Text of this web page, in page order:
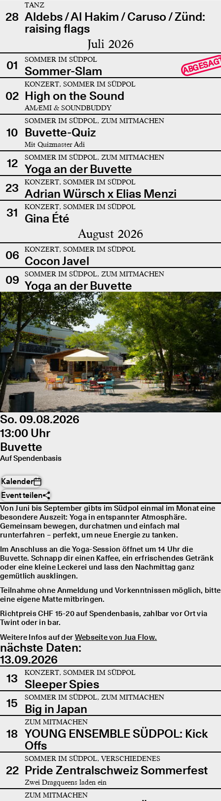
28
TANZ
Aldebs / Al Hakim / Caruso / Zünd:
raising flags
Juli 2026
01 SOMMER IM SÜDPOL
Sommer-Slam
02
KONZERT, SOMMER IM SÜDPOL
High on the Sound
AMÆMI & SOUNDBUDDY
10
SOMMER IM SÜDPOL, ZUM MITMACHEN
Buvette-Quiz
Mit Quizmaster Adi
12 SOMMER IM SÜDPOL, ZUM MITMACHEN
Yoga an der Buvette
23
KONZERT, SOMMER IM SÜDPOL
Adrian Würsch x Elias Menzi
31
KONZERT, SOMMER IM SÜDPOL
Gina Été
August 2026
06 KONZERT, SOMMER IM SÜDPOL
Cocon Javel
09
SOMMER IM SÜDPOL, ZUM MITMACHEN
Yoga an der Buvette
So. 09.08.2026
13:00 Uhr
Buvette
Auf Spendenbasis
Kalender
Event teilen
Von Juni bis September gibts im Südpol einmal im Monat eine
besondere Auszeit: Yoga in entspannter Atmosphäre.
Gemeinsam bewegen, durchatmen und einfach mal
runterfahren – perfekt, um neue Energie zu tanken.
Im Anschluss an die Yoga-Session öffnet um 14 Uhr die
Buvette. Schnapp dir einen Kaffee, ein erfrischendes Getränk
oder eine kleine Leckerei und lass den Nachmittag ganz
gemütlich ausklingen.
Teilnahme ohne Anmeldung und Vorkenntnissen möglich, bitte
eine eigene Matte mitbringen.
Richtpreis CHF 15-20 auf Spendenbasis, zahlbar vor Ort via
Twint oder in bar.
Weitere Infos auf der Webseite von Jua Flow.
nächste Daten:
13.09.2026
13
KONZERT, SOMMER IM SÜDPOL
Sleeper Spies
15
SOMMER IM SÜDPOL, ZUM MITMACHEN
Big in Japan
18
ZUM MITMACHEN
YOUNG ENSEMBLE SÜDPOL: Kick
Offs
22
SOMMER IM SÜDPOL, VERSCHIEDENES
Pride Zentralschweiz Sommerfest
Zwei Dragqueens laden ein
ZUM MITMACHEN